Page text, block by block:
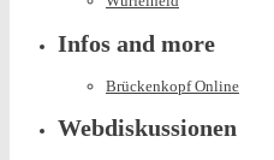
Infos and more
Brückenkopf Online
Webdiskussionen